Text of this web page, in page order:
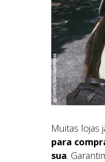
Muitas lojas
para
sua.